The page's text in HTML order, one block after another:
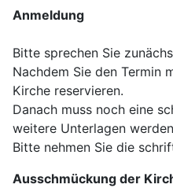
Anmeldung
Bitte sprechen Sie
Nachdem Sie den Termin
Kirche reservieren.
Danach muss noch eine
weitere Unterlagen
Bitte nehmen Sie die
Ausschmückung der